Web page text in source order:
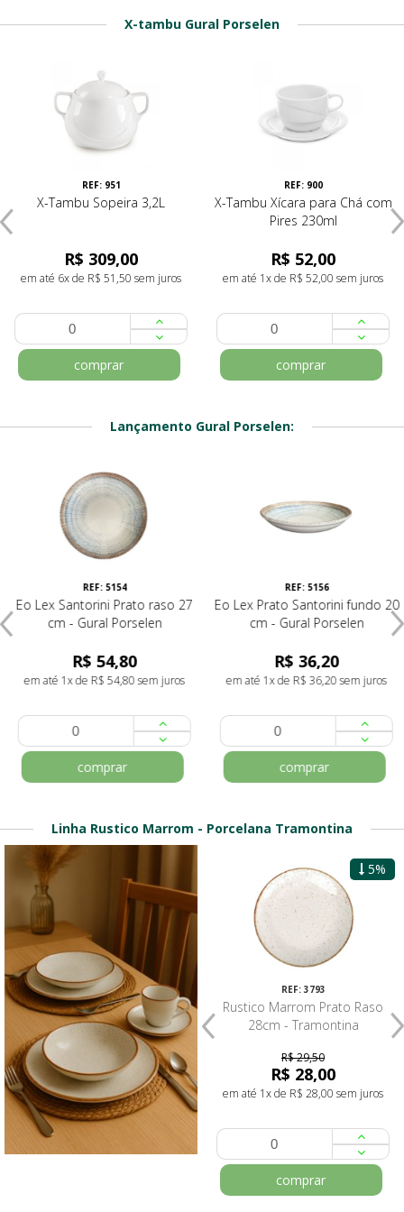
X-tambu Gural Porselen
REF: 951
X-Tambu Sopeira 3,2L
R$ 309,00
em até 6x de R$ 51,50 sem juros
comprar
REF: 900
X-Tambu Xícara para Chá com
Pires 230ml
R$ 52,00
em até 1x de R$ 52,00 sem juros
comprar
Lançamento Gural Porselen:
REF: 5154
Eo Lex Santorini Prato raso 27
cm - Gural Porselen
R$ 54,80
em até 1x de R$ 54,80 sem juros
comprar
REF: 5156
Eo Lex Prato Santorini fundo 20
cm - Gural Porselen
R$ 36,20
em até 1x de R$ 36,20 sem juros
comprar
Linha Rustico Marrom - Porcelana Tramontina
REF: 3793
Rustico Marrom Prato Raso
28cm - Tramontina
R$ 29,50
R$ 28,00
em até 1x de R$ 28,00 sem juros
19%
REF: 3795
Rustico Marrom Prato Fundo
22cm - Tramontina
R$ 29,50
R$ 23,80
em até 1x de R$ 23,80 sem juros
comprar